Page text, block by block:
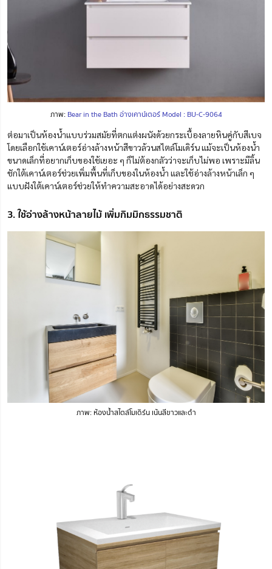
ภาพ: Bear in the Bath อ่างเคาน์เตอร์ Model : BU-C-9064
ต่อมาเป็นห้องน้ำแบบร่วมสมัยที่ตกแต่งผนังด้วยกระเบื้องลายหินคู่กับสีเบจ
โดยเลือกใช้เคาน์เตอร์อ่างล้างหน้าสีขาวล้วนสไตล์โมเดิร์นแม้จะเป็นห้องน้ำ
ขนาดเล็กที่อยากเก็บของใช้เยอะ ๆ ก็ไม่ต้องกลัวว่าจะเก็บไม่พอ เพราะมีลิ้น
ชักใต้เคาน์เตอร์ช่วยเพิ่มพื้นที่เก็บของในห้องน้ำ และใช้อ่างล้างหน้าเล็ก ๆ
แบบฝังใต้เคาน์เตอร์ช่วยให้ทำความสะอาดได้อย่างสะดวก
3. ใช้อ่างล้างหน้าลายไม้ เพิ่มกิมมิกธรรมชาติ
ภาพ: ห้องน้ำสไตล์โมเดิร์น เน้นสีขาวและดำ